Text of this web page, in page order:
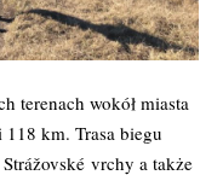
terenach wokół miasta
km. Trasa biegu
vrchy a także